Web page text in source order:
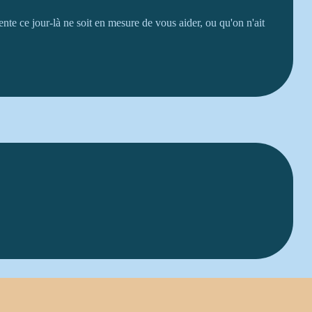
ce jour-là ne soit en mesure de vous aider, ou qu'on n'ait